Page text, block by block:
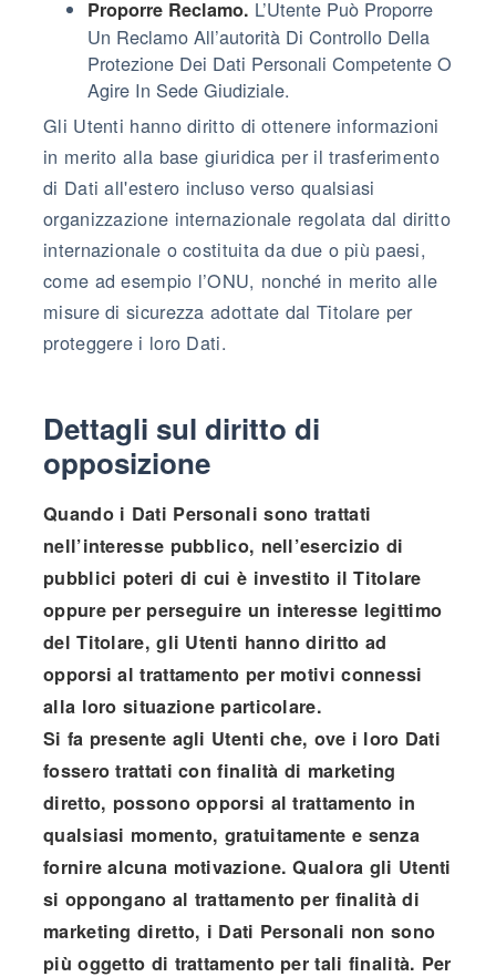
Proporre Reclamo. L’Utente Può Proporre
Un Reclamo All’autorità Di Controllo Della
Protezione Dei Dati Personali Competente O
Agire In Sede Giudiziale.
Gli Utenti hanno diritto di ottenere informazioni
in merito alla base giuridica per il trasferimento
di Dati all'estero incluso verso qualsiasi
organizzazione internazionale regolata dal diritto
internazionale o costituita da due o più paesi,
come ad esempio l’ONU, nonché in merito alle
misure di sicurezza adottate dal Titolare per
proteggere i loro Dati.
Dettagli sul diritto di
opposizione
Quando i Dati Personali sono trattati
nell’interesse pubblico, nell’esercizio di
pubblici poteri di cui è investito il Titolare
oppure per perseguire un interesse legittimo
del Titolare, gli Utenti hanno diritto ad
opporsi al trattamento per motivi connessi
alla loro situazione particolare.
Si fa presente agli Utenti che, ove i loro Dati
fossero trattati con finalità di marketing
diretto, possono opporsi al trattamento in
qualsiasi momento, gratuitamente e senza
fornire alcuna motivazione. Qualora gli Utenti
si oppongano al trattamento per finalità di
marketing diretto, i Dati Personali non sono
più oggetto di trattamento per tali finalità. Per